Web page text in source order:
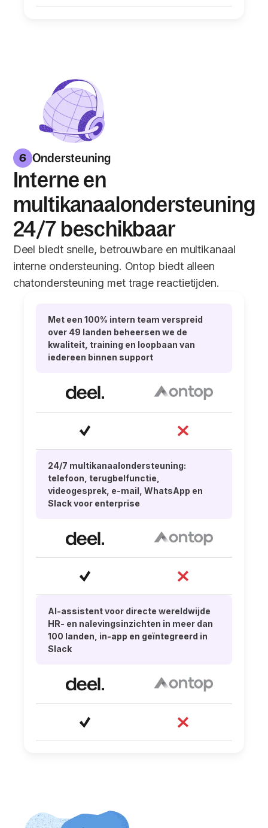
6 Ondersteuning
Interne en
multikanaalondersteuning
24/7 beschikbaar
Deel biedt snelle, betrouwbare en multikanaal
interne ondersteuning. Ontop biedt alleen
chatondersteuning met trage reactietijden.
Met een 100% intern team verspreid
over 49 landen beheersen we de
kwaliteit, training en loopbaan van
iedereen binnen support
24/7 multikanaalondersteuning:
telefoon, terugbelfunctie,
videogesprek, e-mail, WhatsApp en
Slack voor enterprise
AI-assistent voor directe wereldwijde
HR- en nalevingsinzichten in meer dan
100 landen, in-app en geïntegreerd in
Slack